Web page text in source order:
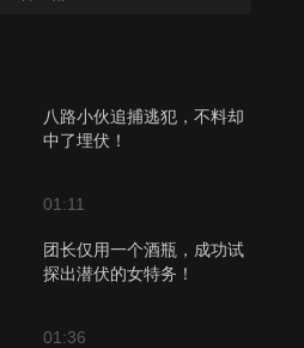
八路小伙追捕逃犯，不料却
中了埋伏！
01:11
团长仅用一个酒瓶，成功试
探出潜伏的女特务！
01:36